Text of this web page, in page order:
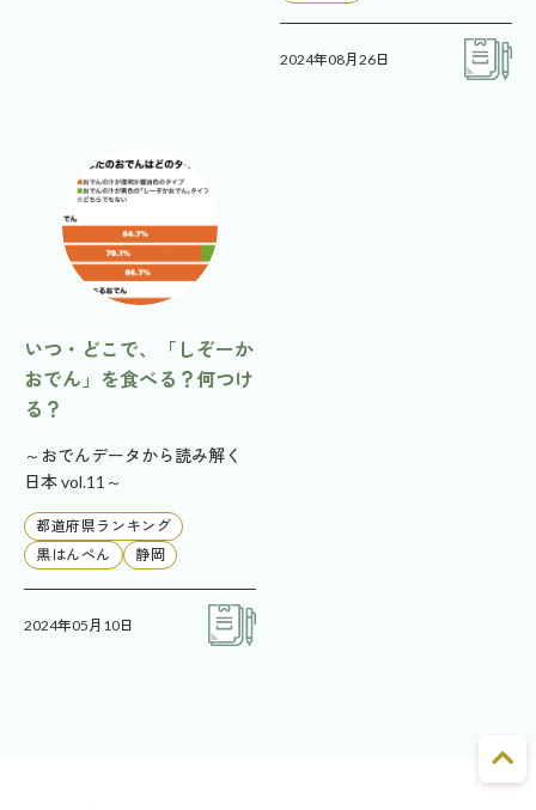
2024年08月26日
いつ・どこで、「しぞーか
おでん」を食べる？何つけ
る？
～おでんデータから読み解く
日本 vol.11～
都道府県ランキング
黒はんぺん
静岡
2024年05月10日